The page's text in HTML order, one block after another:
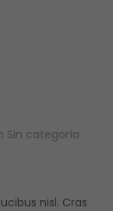
Sin categoría
nisl. Cras